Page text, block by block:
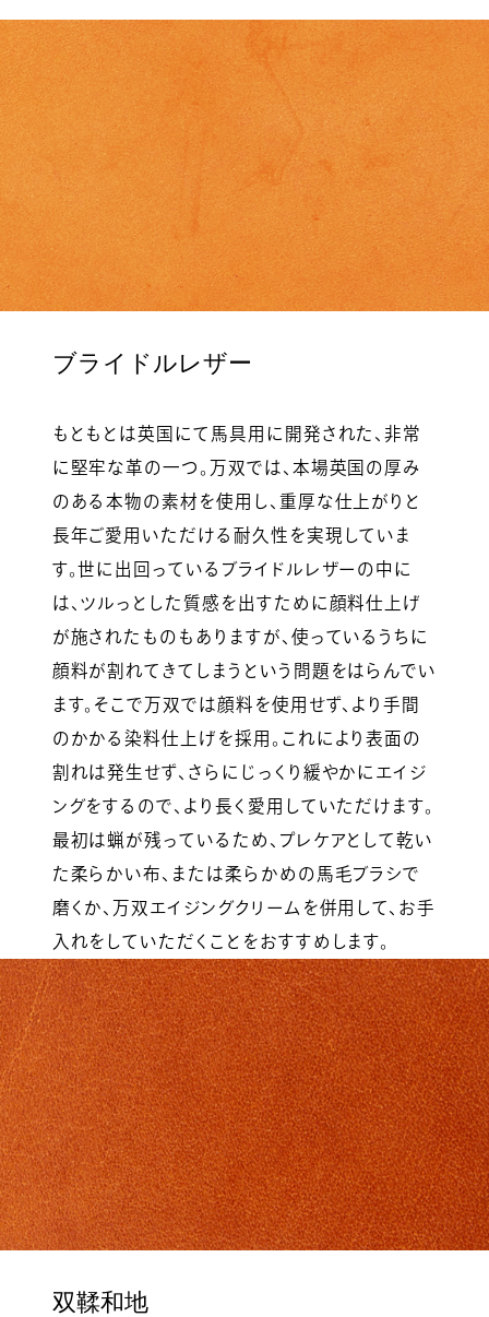
ブライドルレザー
もともとは英国にて馬具用に開発された、非常
に堅牢な革の一つ。万双では、本場英国の厚み
のある本物の素材を使用し、重厚な仕上がりと
長年ご愛用いただける耐久性を実現していま
す。世に出回っているブライドルレザーの中に
は、ツルっとした質感を出すために顔料仕上げ
が施されたものもありますが、使っているうちに
顔料が割れてきてしまうという問題をはらんでい
ます。そこで万双では顔料を使用せず、より手間
のかかる染料仕上げを採用。これにより表面の
割れは発生せず、さらにじっくり緩やかにエイジ
ングをするので、より長く愛用していただけます。
最初は蝋が残っているため、プレケアとして乾い
た柔らかい布、または柔らかめの馬毛ブラシで
磨くか、万双エイジングクリームを併用して、お手
入れをしていただくことをおすすめします。
双鞣和地